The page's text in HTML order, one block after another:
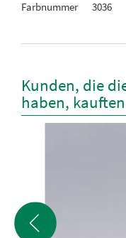
Farbnummer
3036
Kunden, die
haben,